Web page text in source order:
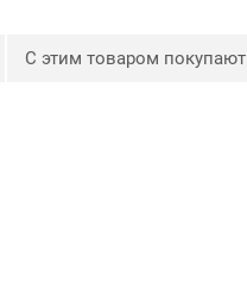
С этим товаром покупают